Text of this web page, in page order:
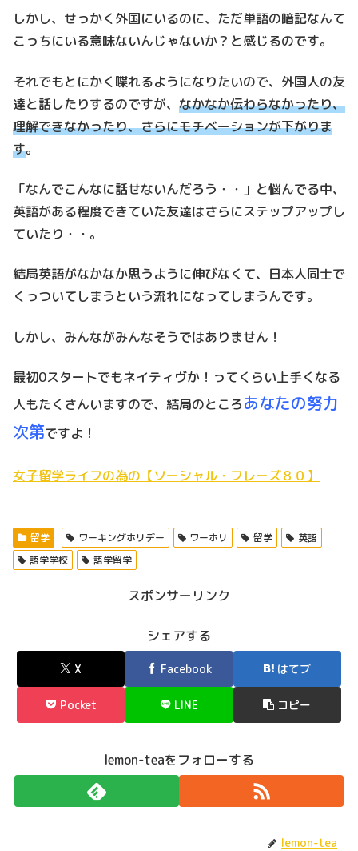
しかし、せっかく外国にいるのに、ただ単語の暗記なんて
こっちにいる意味ないんじゃないか？と感じるのです。
それでもとにかく喋れるようになりたいので、外国人の友
達と話したりするのですが、 なかなか伝わらなかったり、
理解できなかったり、さらにモチベーションが下がりま
す。
「なんでこんなに話せないんだろう・・」と悩んでる中、
英語がある程度できていた友達はさらにステップアップし
ていたり・・。
結局英語がなかなか思うように伸びなくて、日本人同士で
くっついてしまうという流れになってしまうんです。
しかし、みんながみんなそうではありません！
最初0スタートでもネイティヴか！ってくらい上手くなる
人もたくさんいますので、結局のところあなたの努力
次第ですよ！
女子留学ライフの為の【ソーシャル・フレーズ８０】
留学 ワーキングホリデー ワーホリ 留学
英語
語学学校
語学留学
スポンサーリンク
シェアする
X Facebook はてブ
Pocket LINE コピー
lemon-teaをフォローする
lemon-tea